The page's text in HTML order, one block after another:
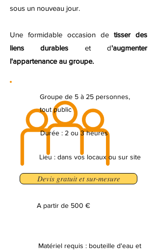
sous un nouveau jour.
Une formidable occasion de tisser des
liens durables et d'augmenter
l'appartenance au groupe.
Groupe de 5 à 25 personnes,
tout public
Durée : 2 ou 3 heures
Lieu : dans vos locaux ou sur site
Devis gratuit et sur-mesure
A partir de 500 €
Matériel requis : bouteille d'eau et